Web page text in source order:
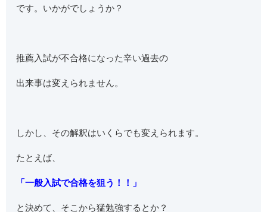
です。いかがでしょうか？
推薦入試が不合格になった辛い過去の
出来事は変えられません。
しかし、その解釈はいくらでも変えられます。
たとえば、
「一般入試で合格を狙う！！」
と決めて、そこから猛勉強するとか？